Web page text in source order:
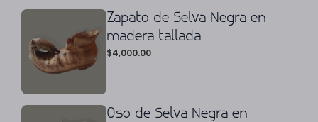
Zapato de Selva Negra en
madera tallada
$4,000.00
Oso de Selva Negra en